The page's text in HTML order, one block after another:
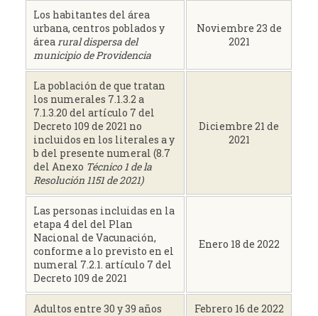
Los habitantes del área
urbana, centros poblados y
área rural dispersa del
municipio de Providencia
Noviembre 23 de
2021
La población de que tratan
los numerales 7.1.3.2 a
7.1.3.20 del artículo 7 del
Decreto 109 de 2021 no
incluidos en los literales a y
b del presente numeral (8.7
del Anexo Técnico 1 de la
Resolución 1151 de 2021)
Diciembre 21 de
2021
Las personas incluidas en la
etapa 4 del del Plan
Nacional de Vacunación,
conforme a lo previsto en el
numeral 7.2.1. artículo 7 del
Decreto 109 de 2021
Enero 18 de 2022
Adultos entre 30 y 39 años Febrero 16 de 2022